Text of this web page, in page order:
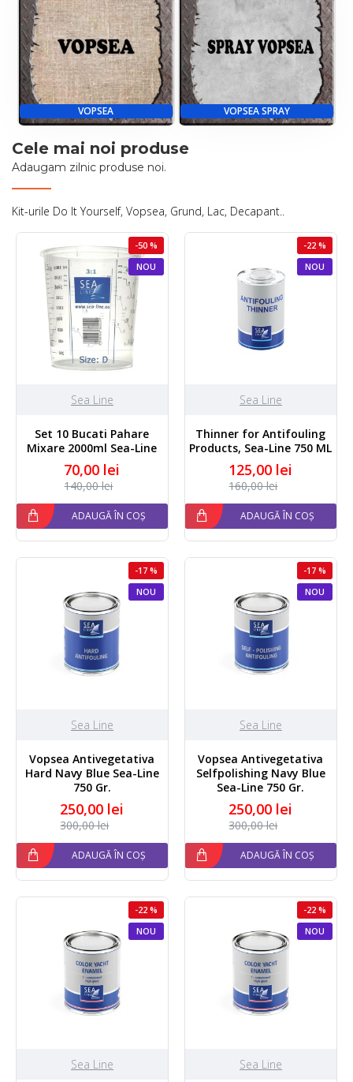
VOPSEA VOPSEA SPRAY
Cele mai noi produse
Adaugam zilnic produse noi.
Kit-urile Do It Yourself, Vopsea, Grund, Lac, Decapant..
NOU
-50 %
Sea Line
Set 10 Bucati Pahare
Mixare 2000ml Sea-Line
70,00 lei
140,00 lei
ADAUGĂ ÎN COȘ
NOU
-22 %
Sea Line
Thinner for Antifouling
Products, Sea-Line 750 ML
125,00 lei
160,00 lei
ADAUGĂ ÎN COȘ
NOU
-17 %
Sea Line
Vopsea Antivegetativa
Hard Navy Blue Sea-Line
750 Gr.
250,00 lei
300,00 lei
ADAUGĂ ÎN COȘ
NOU
-17 %
Sea Line
Vopsea Antivegetativa
Selfpolishing Navy Blue
Sea-Line 750 Gr.
250,00 lei
300,00 lei
ADAUGĂ ÎN COȘ
NOU
-22 %
Sea Line
NOU
-22 %
Sea Line